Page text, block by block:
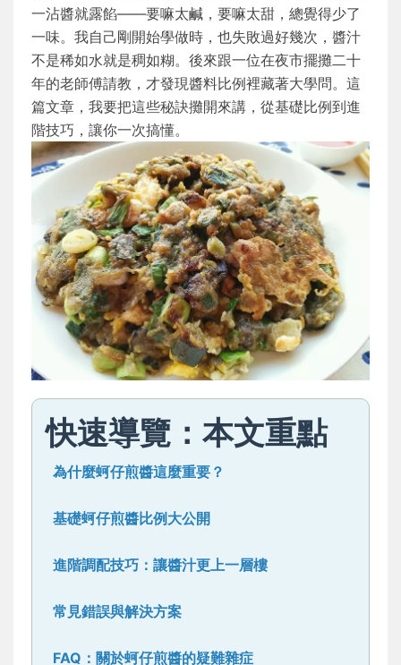
一沾醬就露餡——要嘛太鹹，要嘛太甜，總覺得少了
一味。我自己剛開始學做時，也失敗過好幾次，醬汁
不是稀如水就是稠如糊。後來跟一位在夜市擺攤二十
年的老師傅請教，才發現醬料比例裡藏著大學問。這
篇文章，我要把這些秘訣攤開來講，從基礎比例到進
階技巧，讓你一次搞懂。
快速導覽：本文重點
為什麼蚵仔煎醬這麼重要？
基礎蚵仔煎醬比例大公開
進階調配技巧：讓醬汁更上一層樓
常見錯誤與解決方案
FAQ：關於蚵仔煎醬的疑難雜症